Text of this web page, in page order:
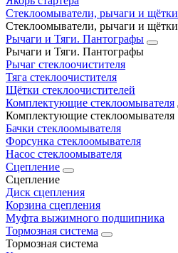
Стеклоомыватели, рычаги и щётки
Стеклоомыватели, рычаги и щётки
Рычаги и Тяги. Пантографы
Рычаги и Тяги. Пантографы
Рычаг стеклоочистителя
Тяга стеклоочистителя
Щётки стеклоочистителей
Комплектующие стеклоомывателя
Комплектующие стеклоомывателя
Бачки стеклоомывателя
Форсунка стеклоомывателя
Насос стеклоомывателя
Сцепление
Сцепление
Диск сцепления
Корзина сцепления
Муфта выжимного подшипника
Тормозная система
Тормозная система